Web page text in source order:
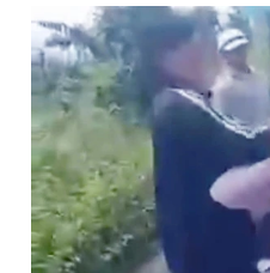
Đọc Thanh Niên trên điện
Theo dõi báo trên